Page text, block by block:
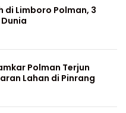
di Limboro Polman, 3
Polman Terjun
Lahan di Pinrang